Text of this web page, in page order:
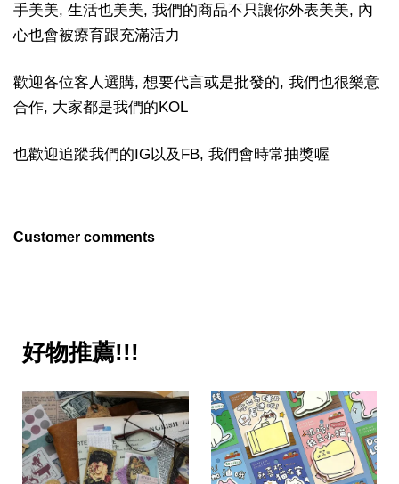
手美美, 生活也美美, 我們的商品不只讓你外表美美, 內
心也會被療育跟充滿活力
歡迎各位客人選購, 想要代言或是批發的, 我們也很樂意
合作, 大家都是我們的KOL
也歡迎追蹤我們的IG以及FB, 我們會時常抽獎喔
Customer comments
好物推薦!!!